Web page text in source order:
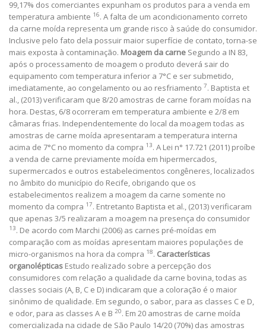
99,17% dos comerciantes expunham os produtos para a venda em
temperatura ambiente 16. A falta de um acondicionamento correto
da carne moída representa um grande risco à saúde do consumidor.
Inclusive pelo fato dela possuir maior superfície de contato, torna-se
mais exposta à contaminação. Moagem da carne Segundo a IN 83,
após o processamento de moagem o produto deverá sair do
equipamento com temperatura inferior a 7°C e ser submetido,
imediatamente, ao congelamento ou ao resfriamento 7. Baptista et
al., (2013) verificaram que 8/20 amostras de carne foram moídas na
hora. Destas, 6/8 ocorreram em temperatura ambiente e 2/8 em
câmaras frias. Independentemente do local da moagem todas as
amostras de carne moída apresentaram a temperatura interna
acima de 7°C no momento da compra 13. A Lei n° 17.721 (2011) proíbe
a venda de carne previamente moída em hipermercados,
supermercados e outros estabelecimentos congêneres, localizados
no âmbito do município do Recife, obrigando que os
estabelecimentos realizem a moagem da carne somente no
momento da compra 17. Entretanto Baptista et al., (2013) verificaram
que apenas 3/5 realizaram a moagem na presença do consumidor
13. De acordo com Marchi (2006) as carnes pré-moídas em
comparação com as moídas apresentam maiores populações de
micro-organismos na hora da compra 18. Características
organolépticas Estudo realizado sobre a percepção dos
consumidores com relação a qualidade da carne bovina, todas as
classes sociais (A, B, C e D) indicaram que a coloração é o maior
sinônimo de qualidade. Em segundo, o sabor, para as classes C e D,
e odor, para as classes A e B 20. Em 20 amostras de carne moída
comercializada na cidade de São Paulo 14/20 (70%) das amostras